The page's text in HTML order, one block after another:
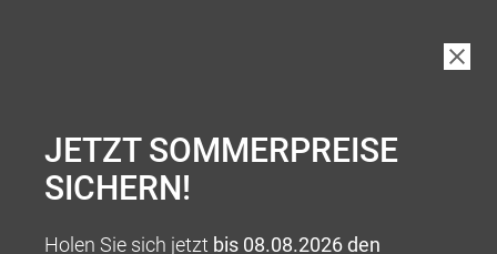
JETZT SOMMERPREISE
SICHERN!
Holen Sie sich jetzt bis 08.08.2026 den